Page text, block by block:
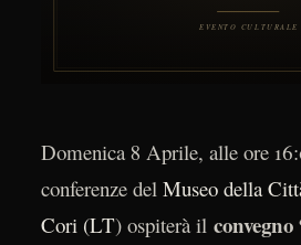
Domenica 8 Aprile, alle ore
conferenze del Museo della
Cori (LT) ospiterà il convegno